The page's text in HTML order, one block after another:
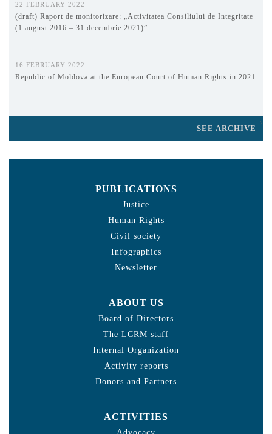
22 FEBRUARY 2022
(draft) Raport de monitorizare: „Activitatea Consiliului de Integritate
(1 august 2016 – 31 decembrie 2021)”
16 FEBRUARY 2022
Republic of Moldova at the European Court of Human Rights in 2021
SEE ARCHIVE
PUBLICATIONS
Justice
Human Rights
Civil society
Infographics
Newsletter
ABOUT US
Board of Directors
The LCRM staff
Internal Organization
Activity reports
Donors and Partners
ACTIVITIES